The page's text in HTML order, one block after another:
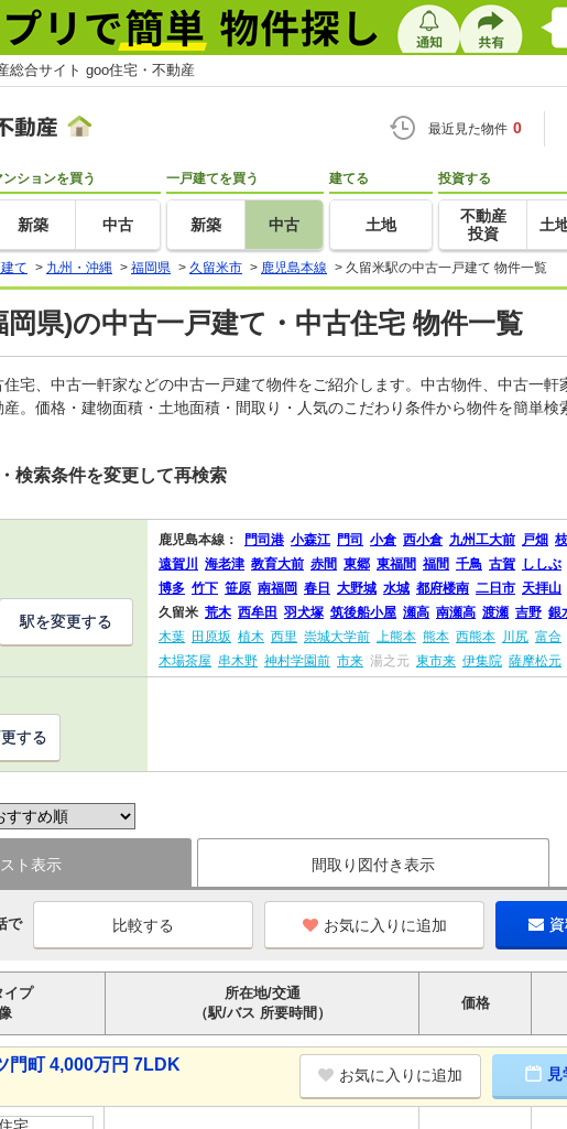
総合サイト goo住宅・不動産
最近見た物件 0
ンションを買う
新築 中古
一戸建てを買う
新築 中古
建てる
土地
投資する
不動産
投資
土
て > 九州・沖縄 > 福岡県 > 久留米市 > 鹿児島本線 > 久留米駅の中古一戸建て 物件一覧
岡県)の中古一戸建て・中古住宅 物件一覧
宅、中古一軒家などの中古一戸建て物件をご紹介します。中古物件、中古一
。価格・建物面積・土地面積・間取り・人気のこだわり条件から物件を簡単
検索条件を変更して再検索
鹿児島本線： 門司港 小森江 門司 小倉 西小倉 九州工大前 戸畑
遠賀川
海老津 教育大前 赤間 東郷 東福間 福間 千鳥 古賀 ししぶ
博多 竹下 笹原 南福岡 春日 大野城 水城 都府楼南 二日市 天拝山
久留米 荒木 西牟田 羽犬塚 筑後船小屋 瀬高 南瀬高 渡瀬 吉野 銀
木葉 田原坂 植木 西里 崇城大学前 上熊本 熊本 西熊本 川尻 富合
木場茶屋 串木野 神村学園前 市来 湯之元 東市来 伊集院 薩摩松元
駅を変更する
する
ト表示 間取り図付き表示
で お気に入りに追加
イプ
所在地/交通
（駅/バス 所要時間）
価格
門町 4,000万円 7LDK
お気に入りに追加